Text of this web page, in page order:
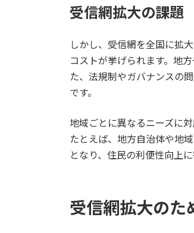
受信網拡大の課題
しかし、受信網を全国に拡
コストが挙げられます。地
た、法規制やガバナンスの
です。
地域ごとに異なるニーズに
たとえば、地方自治体や地
となり、住民の利便性向上に
受信網拡大のた